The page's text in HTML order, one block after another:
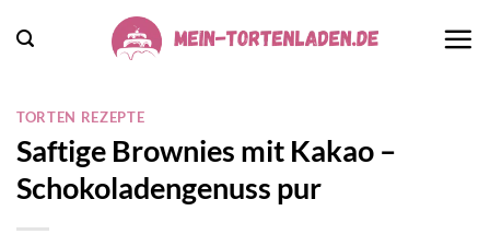
Inhalt
TORTEN REZEPTE
Saftige Brownies mit Kakao –
Schokoladengenuss pur